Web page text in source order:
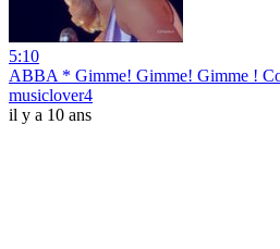
5:10
ABBA * Gimme! Gimme! Gimme !
musiclover4
il y a 10 ans